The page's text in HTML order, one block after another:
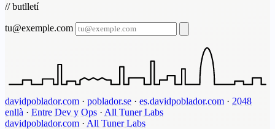
// butlletí
tu@exemple.com
davidpoblador.com · poblador.se · es.davidpoblador.com · 2048
enllà · Entre Dev y Ops · All Tuner Labs
davidpoblador.com · All Tuner Labs